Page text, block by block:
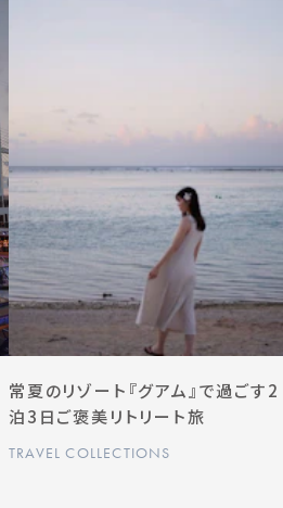
常夏のリゾート『グアム』で過ごす2
泊3日ご褒美リトリート旅
TRAVEL COLLECTIONS